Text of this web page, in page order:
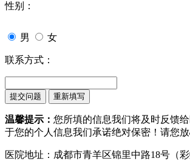
性别：
男 女
联系方式：
温馨提示： 您所填的信息我们将及时反馈
于您的个人信息我们承诺绝对保密！请您放
医院地址：成都市青羊区锦里中路18号（